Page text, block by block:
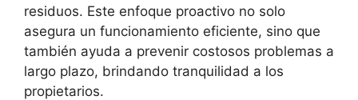
residuos. Este enfoque proactivo no solo
asegura un funcionamiento eficiente, sino que
también ayuda a prevenir costosos problemas a
largo plazo, brindando tranquilidad a los
propietarios.